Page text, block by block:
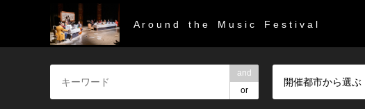
A r o u n d t h e M u s i c F e s t i v a l
and
or
開催都市から選ぶ